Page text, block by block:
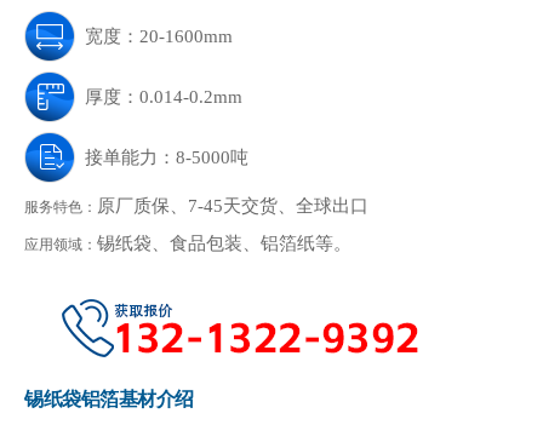
宽度：20-1600mm
厚度：0.014-0.2mm
接单能力：8-5000吨
服务特色： 原厂质保、7-45天交货、全球出口
应用领域： 锡纸袋、食品包装、铝箔纸等。
锡纸袋铝箔基材介绍